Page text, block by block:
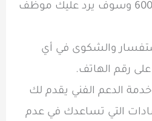
على رقم 60012522 وسوف يرد عليك موظف
والشكوى في أي
رقم الهاتف.
الدعم الفني يقدم لك
التي تساعدك في عدم